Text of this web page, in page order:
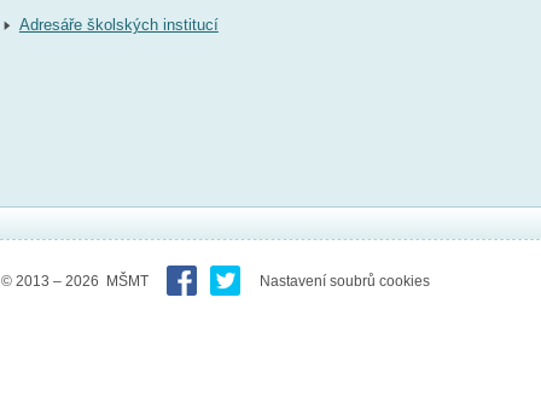
Adresáře školských institucí
© 2013 – 2026 MŠMT Nastavení soubrů cookies